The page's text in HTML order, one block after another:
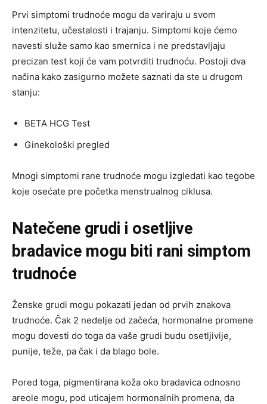
Prvi simptomi trudnoće mogu da variraju u svom
intenzitetu, učestalosti i trajanju. Simptomi koje ćemo
navesti služe samo kao smernica i ne predstavljaju
precizan test koji će vam potvrditi trudnoću. Postoji dva
načina kako zasigurno možete saznati da ste u drugom
stanju:
BETA HCG Test
Ginekološki pregled
Mnogi simptomi rane trudnoće mogu izgledati kao tegobe
koje osećate pre početka menstrualnog ciklusa.
Natečene grudi i osetljive
bradavice mogu biti rani simptom
trudnoće
Ženske grudi mogu pokazati jedan od prvih znakova
trudnoće. Čak 2 nedelje od začeća, hormonalne promene
mogu dovesti do toga da vaše grudi budu osetljivije,
punije, teže, pa čak i da blago bole.
Pored toga, pigmentirana koža oko bradavica odnosno
areole mogu, pod uticajem hormonalnih promena, da